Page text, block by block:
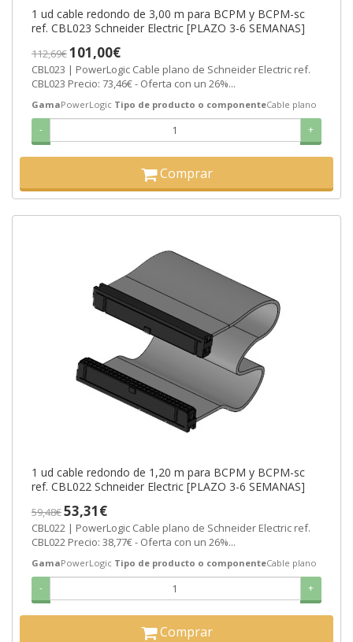
1 ud cable redondo de 3,00 m para BCPM y BCPM-sc
ref. CBL023 Schneider Electric [PLAZO 3-6 SEMANAS]
112,69€101,00€
CBL023 | PowerLogic Cable plano de Schneider Electric ref.
CBL023 Precio: 73,46€ - Oferta con un 26%...
GamaPowerLogic Tipo de producto o componenteCable plano
- +
Comprar
1 ud cable redondo de 1,20 m para BCPM y BCPM-sc
ref. CBL022 Schneider Electric [PLAZO 3-6 SEMANAS]
59,48€53,31€
CBL022 | PowerLogic Cable plano de Schneider Electric ref.
CBL022 Precio: 38,77€ - Oferta con un 26%...
GamaPowerLogic Tipo de producto o componenteCable plano
- +
Comprar